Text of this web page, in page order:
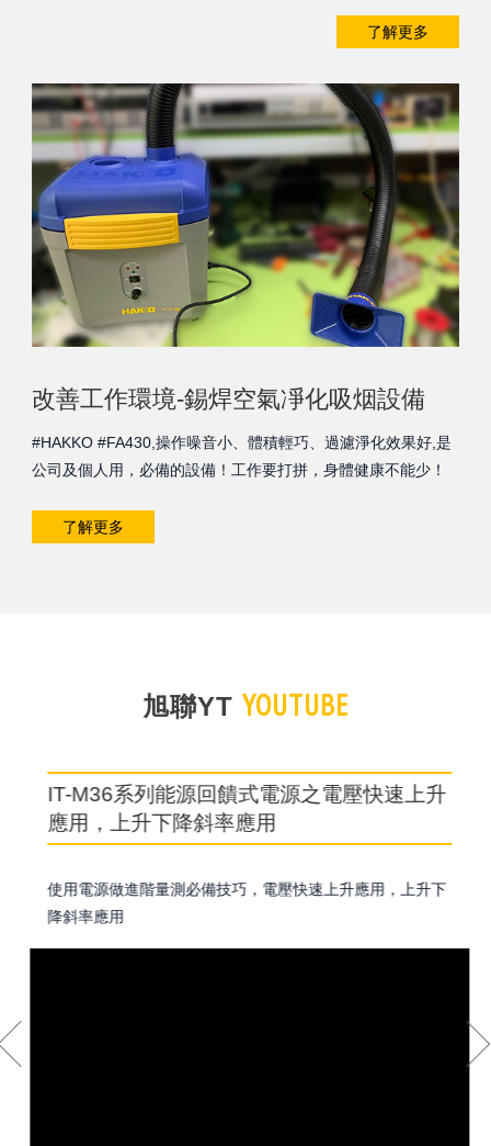
了解更多
改善工作環境-錫焊空氣凈化吸烟設備
#HAKKO #FA430,操作噪音小、體積輕巧、過濾淨化效果好,是
公司及個人用，必備的設備！工作要打拼，身體健康不能少！
了解更多
旭聯YT YOUTUBE
IT-M36系列能源回饋式電源之電壓快速上升
應用，上升下降斜率應用
使用電源做進階量測必備技巧，電壓快速上升應用，上升下
降斜率應用